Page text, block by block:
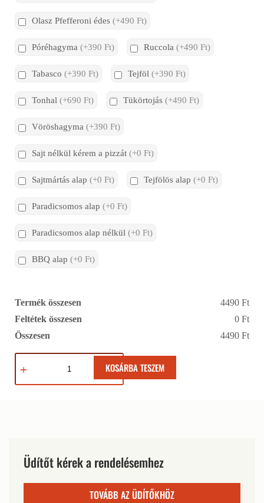
Olasz Pfefferoni édes (+490 Ft)
Póréhagyma (+390 Ft) Ruccola (+490 Ft)
Tabasco (+390 Ft) Tejföl (+390 Ft)
Tonhal (+690 Ft) Tükörtojás (+490 Ft)
Vöröshagyma (+390 Ft)
Sajt nélkül kérem a pizzát (+0 Ft)
Sajtmártás alap (+0 Ft) Tejfölös alap (+0 Ft)
Paradicsomos alap (+0 Ft)
Paradicsomos alap nélkül (+0 Ft)
BBQ alap (+0 Ft)
Termék összesen
4490 Ft
Feltétek összesen
0 Ft
Összesen
4490 Ft
KOSÁRBA TESZEM
Üdítőt kérek a rendelésemhez
TOVÁBB AZ ÜDÍTŐKHÖZ